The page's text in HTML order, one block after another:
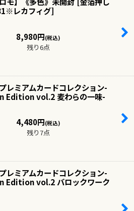
レカフィグ]
8,980円(税込)
残り6点
レミアムカードコレクション-
Edition vol.2 麦わらの一味-
4,480円(税込)
残り7点
レミアムカードコレクション-
Edition vol.2 バロックワーク